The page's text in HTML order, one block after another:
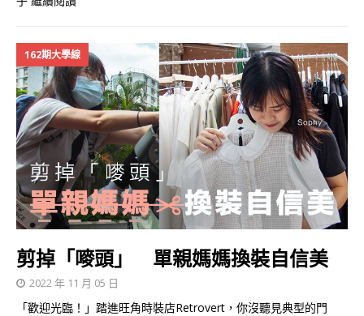
162期大學線
剪掉「嘜頭」 單親媽媽換裝自信美
2022 年 11 月 05 日
「歡迎光臨！」踏進旺角時裝店Retrovert，你沒聽見典型的門